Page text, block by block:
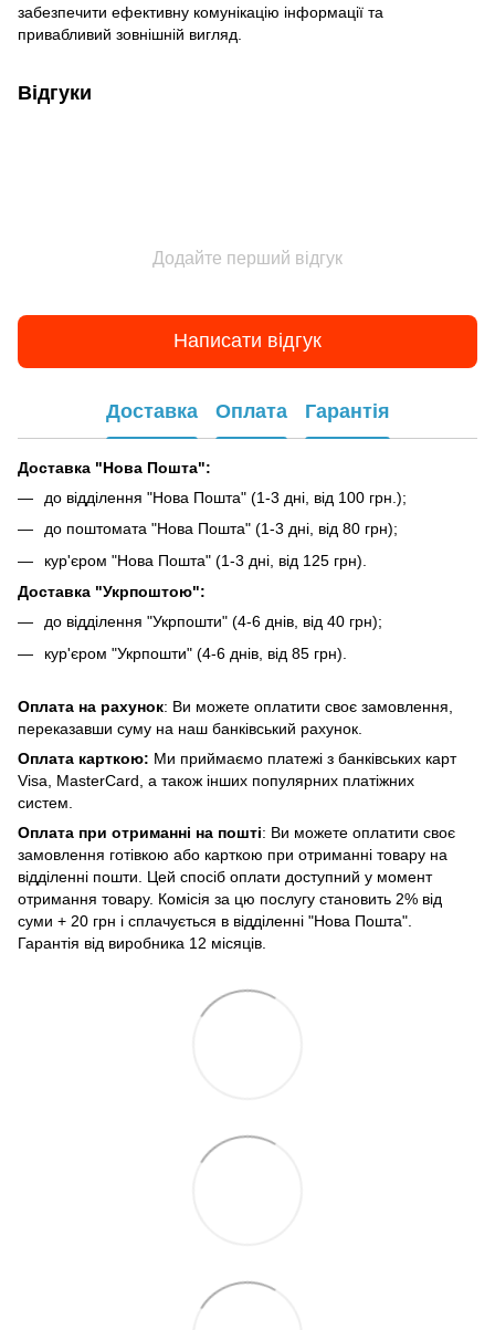
забезпечити ефективну комунікацію інформації та
привабливий зовнішній вигляд.
Відгуки
Додайте перший відгук
Написати відгук
Доставка Оплата Гарантія
Доставка "Нова Пошта":
до відділення "Нова Пошта" (1-3 дні, від 100 грн.);
до поштомата "Нова Пошта" (1-3 дні, від 80 грн);
кур'єром "Нова Пошта" (1-3 дні, від 125 грн).
Доставка "Укрпоштою":
до відділення "Укрпошти" (4-6 днів, від 40 грн);
кур'єром "Укрпошти" (4-6 днів, від 85 грн).
Оплата на рахунок: Ви можете оплатити своє замовлення,
переказавши суму на наш банківський рахунок.
Оплата карткою: Ми приймаємо платежі з банківських карт
Visa, MasterCard, а також інших популярних платіжних
систем.
Оплата при отриманні на пошті: Ви можете оплатити своє
замовлення готівкою або карткою при отриманні товару на
відділенні пошти. Цей спосіб оплати доступний у момент
отримання товару. Комісія за цю послугу становить 2% від
суми + 20 грн і сплачується в відділенні "Нова Пошта".
Гарантія від виробника 12 місяців.